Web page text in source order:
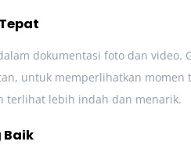
dokumentasi foto dan video.
untuk memperlihatkan
terlihat lebih indah dan menarik.
Baik